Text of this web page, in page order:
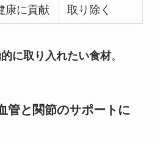
康に貢献
取り除く
に取り入れたい食材。
管と関節のサポートに